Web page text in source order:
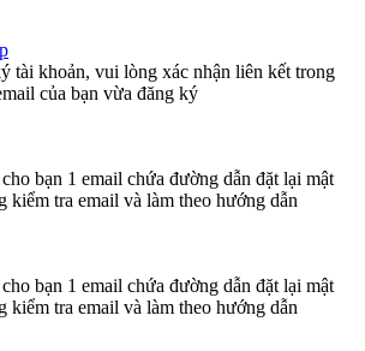
tài khoản, vui lòng xác nhận liên kết trong
của bạn vừa đăng ký
bạn 1 email chứa đường dẫn đặt lại mật
kiểm tra email và làm theo hướng dẫn
bạn 1 email chứa đường dẫn đặt lại mật
kiểm tra email và làm theo hướng dẫn